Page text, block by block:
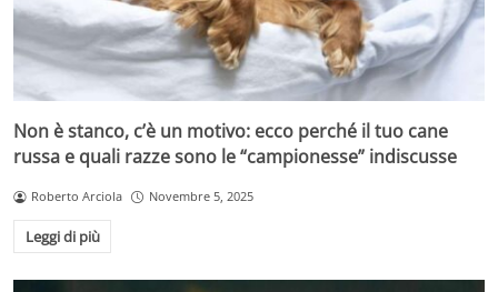
Non è stanco, c’è un motivo: ecco perché il tuo cane
russa e quali razze sono le “campionesse” indiscusse
Roberto Arciola Novembre 5, 2025
Leggi di più